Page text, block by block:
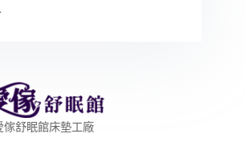
傢舒眠館床墊工廠